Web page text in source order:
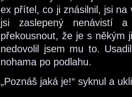
ex přítel, co ji znásilnil, jsi
jsi zaslepený nenávistí
překousnout, že je s někým
nedovolil jsem mu to.
nohama po podlahu.
„Poznáš jaká je!“ syknul a